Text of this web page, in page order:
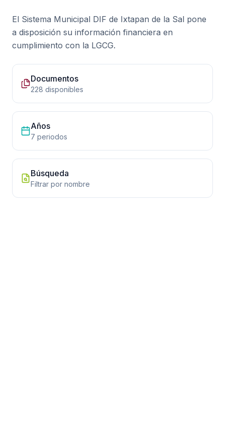
El Sistema Municipal DIF de Ixtapan de la Sal pone
a disposición su información financiera en
cumplimiento con la LGCG.
Documentos
228 disponibles
Años
7 periodos
Búsqueda
Filtrar por nombre